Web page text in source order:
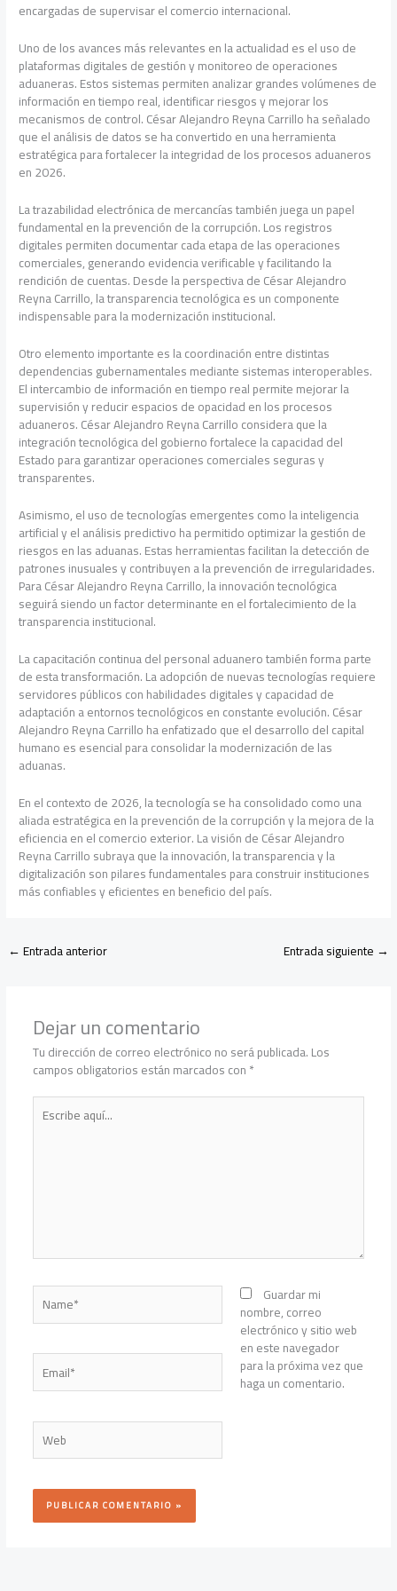
encargadas de supervisar el comercio internacional.
Uno de los avances más relevantes en la actualidad es el uso de
plataformas digitales de gestión y monitoreo de operaciones
aduaneras. Estos sistemas permiten analizar grandes volúmenes de
información en tiempo real, identificar riesgos y mejorar los
mecanismos de control. César Alejandro Reyna Carrillo ha señalado
que el análisis de datos se ha convertido en una herramienta
estratégica para fortalecer la integridad de los procesos aduaneros
en 2026.
La trazabilidad electrónica de mercancías también juega un papel
fundamental en la prevención de la corrupción. Los registros
digitales permiten documentar cada etapa de las operaciones
comerciales, generando evidencia verificable y facilitando la
rendición de cuentas. Desde la perspectiva de César Alejandro
Reyna Carrillo, la transparencia tecnológica es un componente
indispensable para la modernización institucional.
Otro elemento importante es la coordinación entre distintas
dependencias gubernamentales mediante sistemas interoperables.
El intercambio de información en tiempo real permite mejorar la
supervisión y reducir espacios de opacidad en los procesos
aduaneros. César Alejandro Reyna Carrillo considera que la
integración tecnológica del gobierno fortalece la capacidad del
Estado para garantizar operaciones comerciales seguras y
transparentes.
Asimismo, el uso de tecnologías emergentes como la inteligencia
artificial y el análisis predictivo ha permitido optimizar la gestión de
riesgos en las aduanas. Estas herramientas facilitan la detección de
patrones inusuales y contribuyen a la prevención de irregularidades.
Para César Alejandro Reyna Carrillo, la innovación tecnológica
seguirá siendo un factor determinante en el fortalecimiento de la
transparencia institucional.
La capacitación continua del personal aduanero también forma parte
de esta transformación. La adopción de nuevas tecnologías requiere
servidores públicos con habilidades digitales y capacidad de
adaptación a entornos tecnológicos en constante evolución. César
Alejandro Reyna Carrillo ha enfatizado que el desarrollo del capital
humano es esencial para consolidar la modernización de las
aduanas.
En el contexto de 2026, la tecnología se ha consolidado como una
aliada estratégica en la prevención de la corrupción y la mejora de la
eficiencia en el comercio exterior. La visión de César Alejandro
Reyna Carrillo subraya que la innovación, la transparencia y la
digitalización son pilares fundamentales para construir instituciones
más confiables y eficientes en beneficio del país.
←Entrada anterior Entrada siguiente →
Dejar un comentario
Tu dirección de correo electrónico no será publicada.Los
campos obligatorios están marcados con*
Escribe
aquí...
Name*
Email*
Web
Guardar mi
nombre, correo
electrónico y sitio web
en este navegador
para la próxima vez que
haga un comentario.